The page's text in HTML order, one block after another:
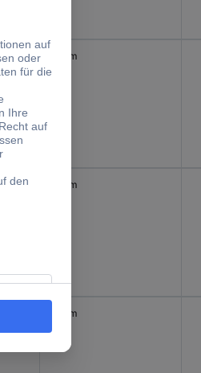
x 80
80 mm
x 80
80 mm
80
80 mm